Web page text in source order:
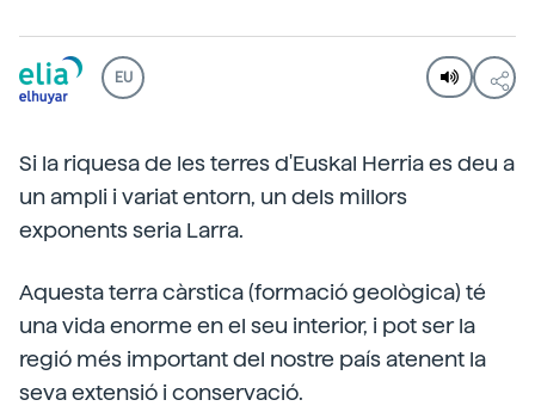
EU
Si la riquesa de les terres d'Euskal Herria es deu a
un ampli i variat entorn, un dels millors
exponents seria Larra.
Aquesta terra càrstica (formació geològica) té
una vida enorme en el seu interior, i pot ser la
regió més important del nostre país atenent la
seva extensió i conservació.